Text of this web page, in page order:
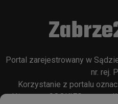
Portal zarejestrowany w
nr. rej.
Korzystanie z portalu
Używamy COOKIES w